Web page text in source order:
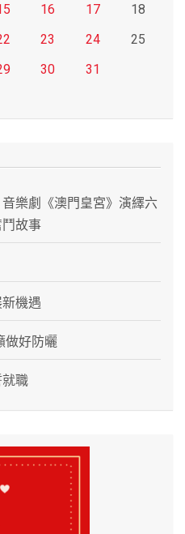
16 17
18
23 24
25
30
31
樂劇《澳門皇宮》演繹六
故事
機遇
做好防曬
職